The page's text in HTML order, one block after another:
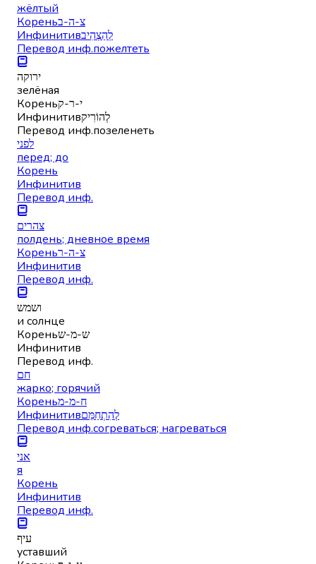
жёлтый
Кореньצ-ה-ב
Инфинитивלְהַצְהִיב
Перевод инф.пожелтеть
ירוקה
зелёная
Кореньי-ר-ק
Инфинитивלְהוֹרִיק
Перевод инф.позеленеть
לפני
перед; до
Корень
Инфинитив
Перевод инф.
צהרים
полдень; дневное время
Кореньצ-ה-ר
Инфинитив
Перевод инф.
ושמש
и солнце
Кореньש-מ-ש
Инфинитив
Перевод инф.
חם
жарко; горячий
Кореньח-מ-מ
Инфинитивלְהִתְחַמֵּם
Перевод инф.согреваться; нагреваться
אני
я
Корень
Инфинитив
Перевод инф.
עיף
уставший